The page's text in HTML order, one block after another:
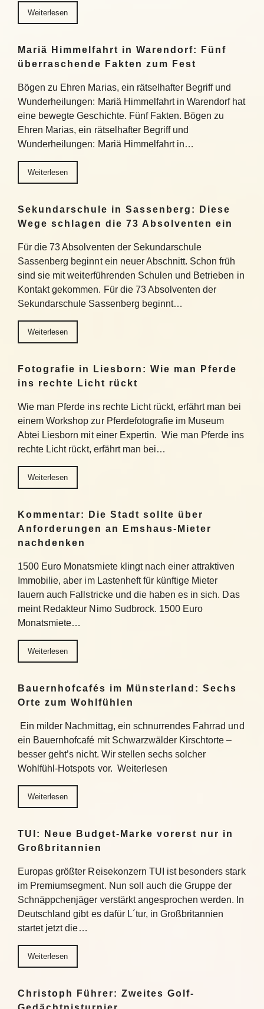
Weiterlesen
Mariä Himmelfahrt in Warendorf: Fünf
überraschende Fakten zum Fest
Bögen zu Ehren Marias, ein rätselhafter Begriff und
Wunderheilungen: Mariä Himmelfahrt in Warendorf hat
eine bewegte Geschichte. Fünf Fakten. Bögen zu
Ehren Marias, ein rätselhafter Begriff und
Wunderheilungen: Mariä Himmelfahrt in…
Weiterlesen
Sekundarschule in Sassenberg: Diese
Wege schlagen die 73 Absolventen ein
Für die 73 Absolventen der Sekundarschule
Sassenberg beginnt ein neuer Abschnitt. Schon früh
sind sie mit weiterführenden Schulen und Betrieben in
Kontakt gekommen. Für die 73 Absolventen der
Sekundarschule Sassenberg beginnt…
Weiterlesen
Fotografie in Liesborn: Wie man Pferde
ins rechte Licht rückt
Wie man Pferde ins rechte Licht rückt, erfährt man bei
einem Workshop zur Pferdefotografie im Museum
Abtei Liesborn mit einer Expertin. Wie man Pferde ins
rechte Licht rückt, erfährt man bei…
Weiterlesen
Kommentar: Die Stadt sollte über
Anforderungen an Emshaus-Mieter
nachdenken
1500 Euro Monatsmiete klingt nach einer attraktiven
Immobilie, aber im Lastenheft für künftige Mieter
lauern auch Fallstricke und die haben es in sich. Das
meint Redakteur Nimo Sudbrock. 1500 Euro
Monatsmiete…
Weiterlesen
Bauernhofcafés im Münsterland: Sechs
Orte zum Wohlfühlen
Ein milder Nachmittag, ein schnurrendes Fahrrad und
ein Bauernhofcafé mit Schwarzwälder Kirschtorte –
besser geht’s nicht. Wir stellen sechs solcher
Wohlfühl-Hotspots vor. Weiterlesen
Weiterlesen
TUI: Neue Budget-Marke vorerst nur in
Großbritannien
Europas größter Reisekonzern TUI ist besonders stark
im Premiumsegment. Nun soll auch die Gruppe der
Schnäppchenjäger verstärkt angesprochen werden. In
Deutschland gibt es dafür L´tur, in Großbritannien
startet jetzt die…
Weiterlesen
Christoph Führer: Zweites Golf-